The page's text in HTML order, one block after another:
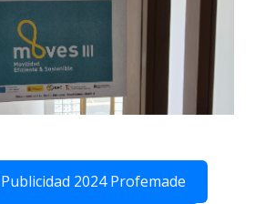
2024 Profemade